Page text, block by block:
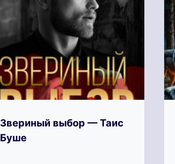
Звериный выбор — Таис
Буше